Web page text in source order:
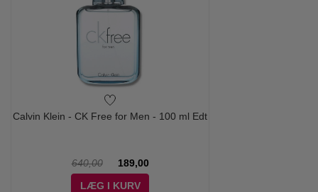
Calvin Klein - CK Free for Men - 100 ml Edt
640,00
189,00
LÆG I KURV